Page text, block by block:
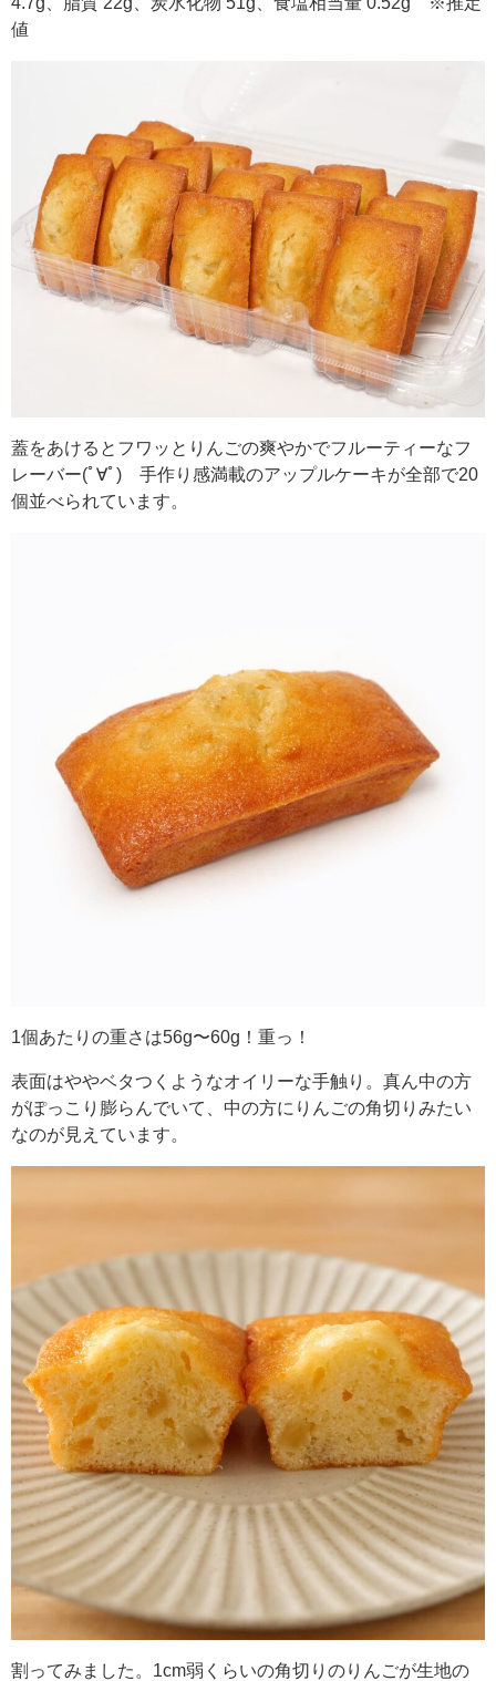
値
蓋をあけるとフワッとりんごの爽やかでフルーティーなフ
レーバー(ﾟ∀ﾟ) 手作り感満載のアップルケーキが全部で20
個並べられています。
1個あたりの重さは56g〜60g！重っ！
表面はややベタつくようなオイリーな手触り。真ん中の方
がぽっこり膨らんでいて、中の方にりんごの角切りみたい
なのが見えています。
割ってみました。1cm弱くらいの角切りのりんごが生地の